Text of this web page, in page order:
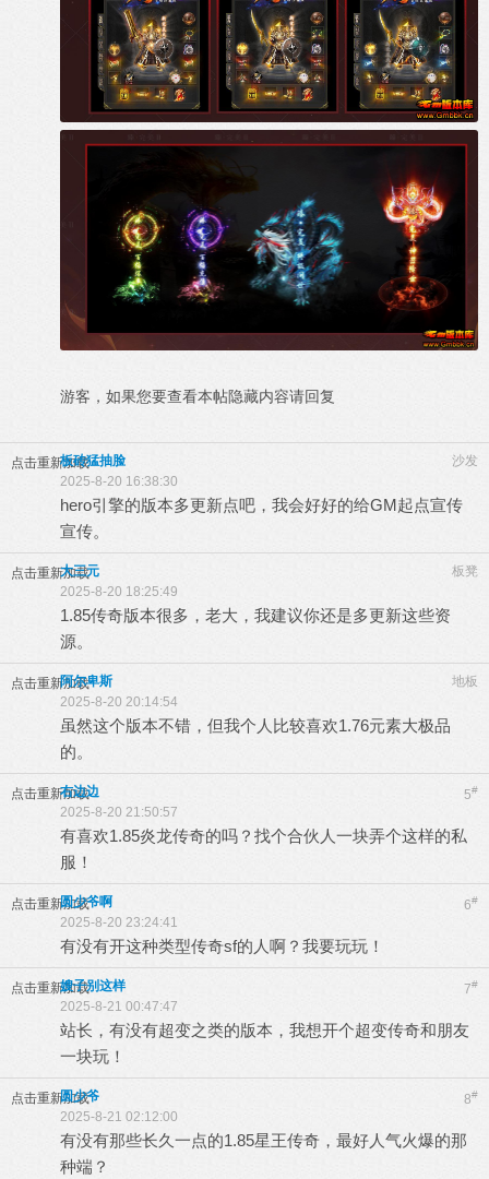
游客，如果您要查看本帖隐藏内容请回复
点击重新加载 沙发
板砖猛抽脸
2025-8-20 16:38:30
hero引擎的版本多更新点吧，我会好好的给GM起点宣传
宣传。
点击重新加载 板凳
大三元
2025-8-20 18:25:49
1.85传奇版本很多，老大，我建议你还是多更新这些资
源。
点击重新加载 地板
阿尔卑斯
2025-8-20 20:14:54
虽然这个版本不错，但我个人比较喜欢1.76元素大极品
的。
点击重新加载 5#
右边边
2025-8-20 21:50:57
有喜欢1.85炎龙传奇的吗？找个合伙人一块弄个这样的私
服！
点击重新加载 6#
圆少爷啊
2025-8-20 23:24:41
有没有开这种类型传奇sf的人啊？我要玩玩！
点击重新加载 7#
嫂子别这样
2025-8-21 00:47:47
站长，有没有超变之类的版本，我想开个超变传奇和朋友
一块玩！
点击重新加载 8#
圆少爷
2025-8-21 02:12:00
有没有那些长久一点的1.85星王传奇，最好人气火爆的那
种端？